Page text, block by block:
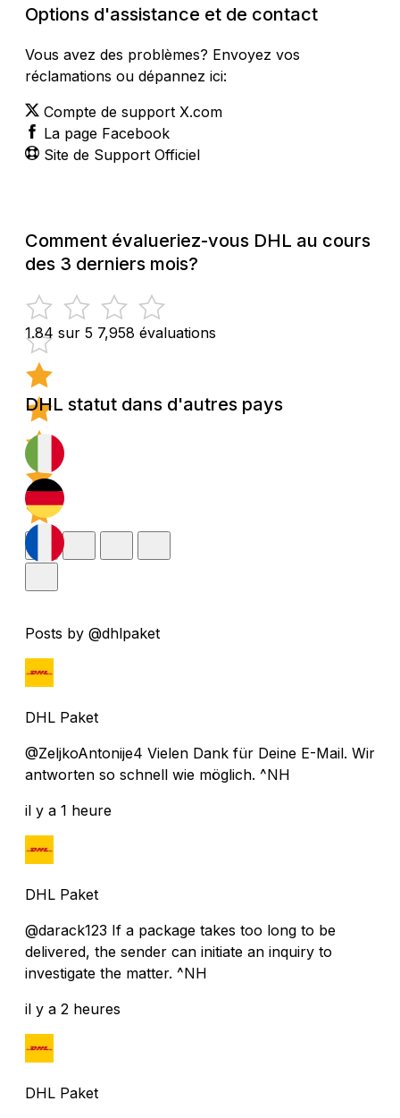
Options d'assistance et de contact
Vous avez des problèmes? Envoyez vos
réclamations ou dépannez ici:
Compte de support X.com
La page Facebook
Site de Support Officiel
Comment évalueriez-vous DHL au cours
des 3 derniers mois?
1.84 sur 5 7,958 évaluations
DHL statut dans d'autres pays
Posts by @dhlpaket
DHL Paket
@ZeljkoAntonije4 Vielen Dank für Deine E-Mail. Wir
antworten so schnell wie möglich. ^NH
il y a 1 heure
DHL Paket
@darack123 If a package takes too long to be
delivered, the sender can initiate an inquiry to
investigate the matter. ^NH
il y a 2 heures
DHL Paket